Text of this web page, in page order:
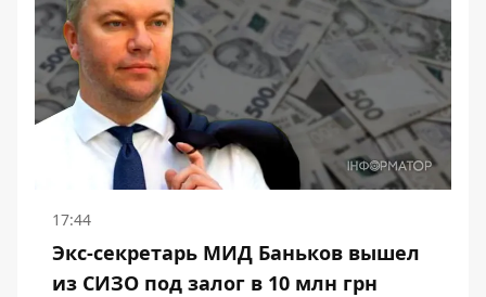
17:44
Экс-секретарь МИД Баньков вышел
из СИЗО под залог в 10 млн грн